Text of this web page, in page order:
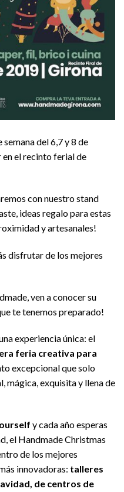
del 6,7 y 8 de
el recinto ferial de
con nuestro stand
ideas regalo para estas
y artesanales!
disfrutar de los mejores
ven a conocer su
te tenemos preparado!
experiencia única: el
feria creativa para
excepcional que solo
mágica, exquisita y llena de
y cada año esperas
el Handmade Christmas
de los mejores
innovadoras: talleres
de centros de